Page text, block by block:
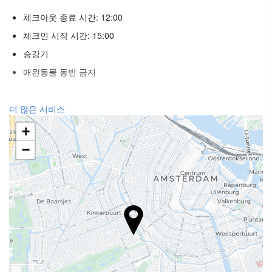
체크아웃 종료 시간: 12:00
체크인 시작 시간: 15:00
승강기
애완동물 동반 금지
리셉션 서비스
24시간 프런트 데스크
수하물 보관소
푸드 & 베버리지
일품요리 레스토랑
바
비즈니스 시설
더 많은 서비스
+
−